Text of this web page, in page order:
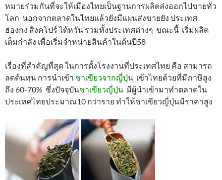
หมายร่วมกันที่จะให้เมืองไทยเป็นฐานการผลิตส่งออกไปขายทั่ว
โลก นอกจากตลาดในไทยแล้วยังมีแผนส่งขายยัง ประเทศ
ฮ่องกง สิงคโปร์ ไต้หวัน รวมทั้งประเทศต่างๆ ขณะนี้ เริ่มผลิต
เต็มกำลัง เพื่อเริ่มจำหน่ายสินค้าในต้นปี58
เรื่องที่สำคัญที่สุด ในการตั้งโรงงานที่ประเทศไทย คือ สามารถ
ลดต้นทุน การนำเข้า ชาเขียวจากญี่ปุ่น เข้าไทยด้วยที่มีภาษีสูง
ถึง 60-70% ซึ่งปัจจุบันชาเขียวญี่ปุ่น มีผู้นำเข้ามาทำตลาดใน
ประเทศไทยประมาณ10 กว่าราย ทำให้ชาเขียวญี่ปุ่นมีราคาสูง